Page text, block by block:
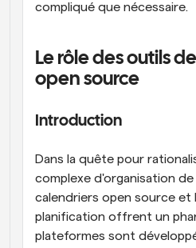
compliqué que nécessaire.
Le rôle des outils
open source
Introduction
Dans la quête pour
complexe d'organisation de
calendriers open source et
planification offrent un
plateformes sont